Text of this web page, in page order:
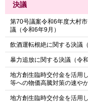
決議
第70号議案令和6年度大村
議（令和6年9月）
飲酒運転根絶に関する決議
暴力追放に関する決議（令
地方創生臨時交付金を活用
等への物価高騰対策の速や
地方創生臨時交付金を活用